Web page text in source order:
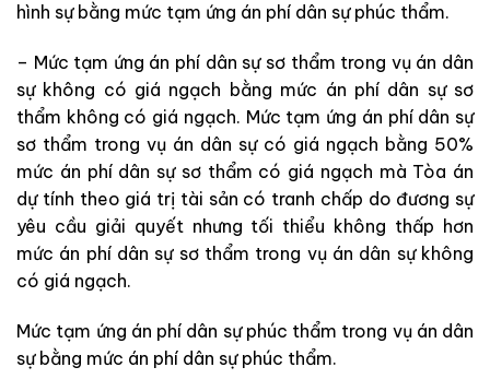
hình sự bằng mức tạm ứng án phí dân sự phúc thẩm.
– Mức tạm ứng án phí dân sự sơ thẩm trong vụ án dân
sự không có giá ngạch bằng mức án phí dân sự sơ
thẩm không có giá ngạch. Mức tạm ứng án phí dân sự
sơ thẩm trong vụ án dân sự có giá ngạch bằng 50%
mức án phí dân sự sơ thẩm có giá ngạch mà Tòa án
dự tính theo giá trị tài sản có tranh chấp do đương sự
yêu cầu giải quyết nhưng tối thiểu không thấp hơn
mức án phí dân sự sơ thẩm trong vụ án dân sự không
có giá ngạch.
Mức tạm ứng án phí dân sự phúc thẩm trong vụ án dân
sự bằng mức án phí dân sự phúc thẩm.